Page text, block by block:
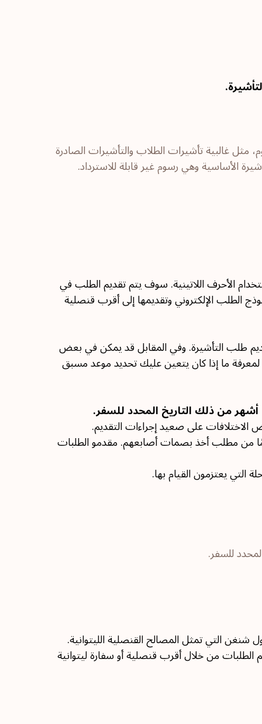
غالبية تأشيرات الطلاب والتأشيرات الصادرة
الأحرف اللاتينية. سوف يتم تقديم الطلب في
الطلب الإلكتروني وتقديمها إلى أقرب قنصلية
طلب التأشيرة. وفي المقابل قد يمكن في بعض
لمعرفة ما إذا كان يتعين عليك تحديد موعد مسبق
الاختلافات على صعيد إجراءات التقديم.
يُطلب من مقدمي الطلبات تقديم بصمات أصابعهم (البيانات البيومترية). يُعفى الأطفال الأقل من 12 عامًا من مطلب أخذ بصمات أصابعهم. مقدمو الطلبات
يعتزمون القيام بها.
التي تمثل المصالح القنصلية الليتوانية.
الطلبات من خلال أقرب قنصلية أو سفارة ليتوانية